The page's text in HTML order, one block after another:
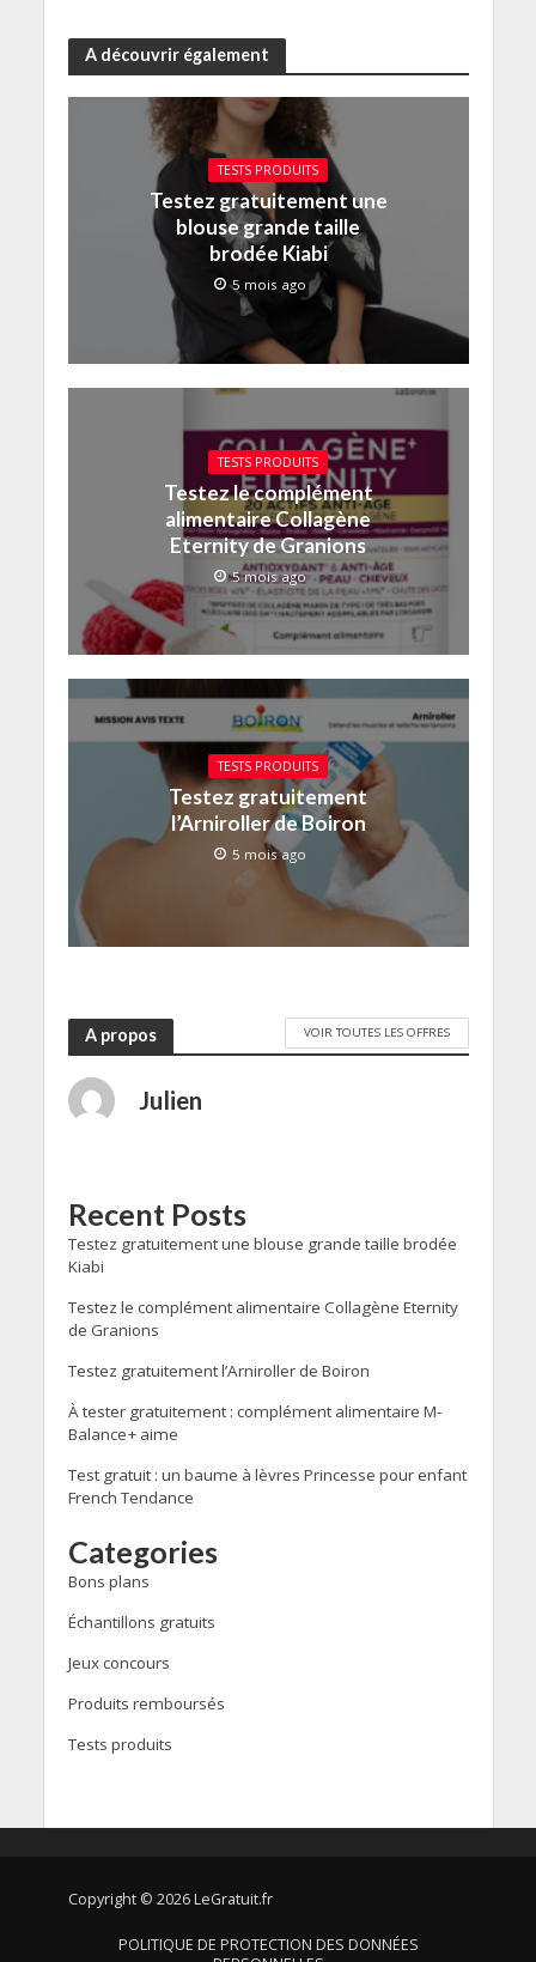
A découvrir également
TESTS PRODUITS
Testez gratuitement une
blouse grande taille
brodée Kiabi
5 mois ago
TESTS PRODUITS
Testez le complément
alimentaire Collagène
Eternity de Granions
5 mois ago
TESTS PRODUITS
Testez gratuitement
l’Arniroller de Boiron
5 mois ago
A propos VOIR TOUTES LES OFFRES
Julien
Recent Posts
Testez gratuitement une blouse grande taille brodée
Kiabi
Testez le complément alimentaire Collagène Eternity
de Granions
Testez gratuitement l’Arniroller de Boiron
À tester gratuitement : complément alimentaire M-
Balance+ aime
Test gratuit : un baume à lèvres Princesse pour enfant
French Tendance
Categories
Bons plans
Échantillons gratuits
Jeux concours
Produits remboursés
Tests produits
Copyright © 2026 LeGratuit.fr
POLITIQUE DE PROTECTION DES DONNÉES